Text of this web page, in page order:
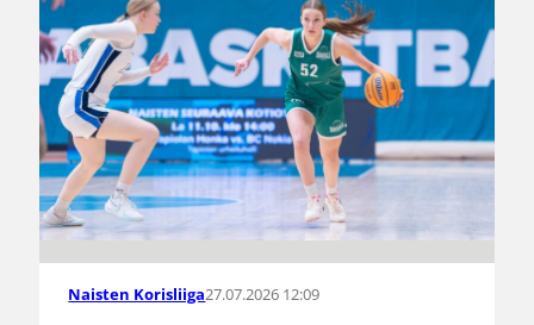
Naisten Korisliiga27.07.2026 12:09